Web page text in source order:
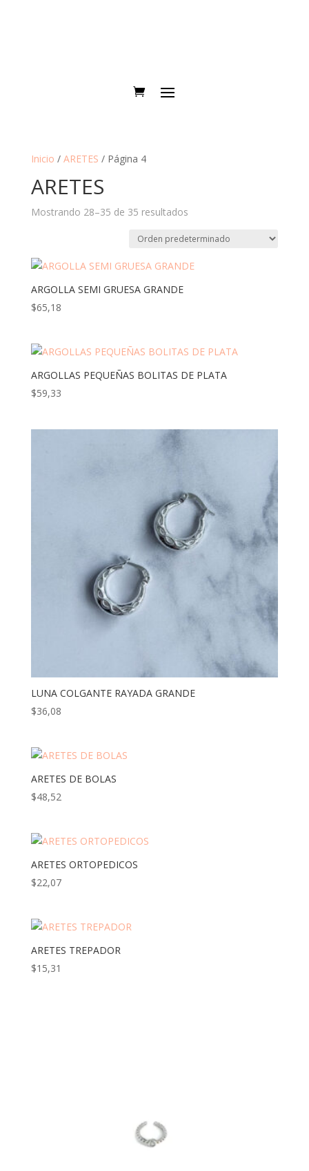
Inicio / ARETES / Página 4
ARETES
Mostrando 28–35 de 35 resultados
ARGOLLA SEMI GRUESA GRANDE
$65,18
ARGOLLAS PEQUEÑAS BOLITAS DE PLATA
$59,33
LUNA COLGANTE RAYADA GRANDE
$36,08
ARETES DE BOLAS
$48,52
ARETES ORTOPEDICOS
$22,07
ARETES TREPADOR
$15,31